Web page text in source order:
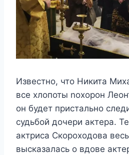
Известно, что Никита
все хлопоты nоxорон
он будет пристально
судьбой дочери актера.
актриса Скороходова
высказалась о вдове